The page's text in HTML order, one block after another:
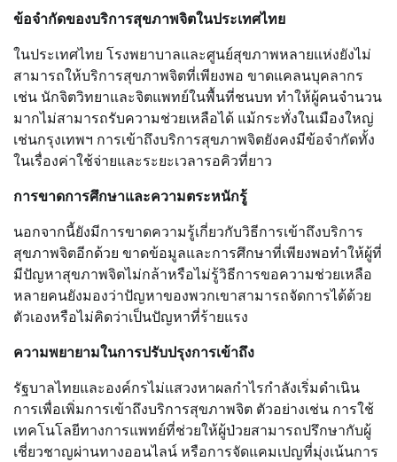
ข้อจำกัดของบริการสุขภาพจิตในประเทศไทย
ในประเทศไทย โรงพยาบาลและศูนย์สุขภาพหลายแห่งยังไม่
สามารถให้บริการสุขภาพจิตที่เพียงพอ ขาดแคลนบุคลากร
เช่น นักจิตวิทยาและจิตแพทย์ในพื้นที่ชนบท ทำให้ผู้คนจำนวน
มากไม่สามารถรับความช่วยเหลือได้ แม้กระทั่งในเมืองใหญ่
เช่นกรุงเทพฯ การเข้าถึงบริการสุขภาพจิตยังคงมีข้อจำกัดทั้ง
ในเรื่องค่าใช้จ่ายและระยะเวลารอคิวที่ยาว
การขาดการศึกษาและความตระหนักรู้
นอกจากนี้ยังมีการขาดความรู้เกี่ยวกับวิธีการเข้าถึงบริการ
สุขภาพจิตอีกด้วย ขาดข้อมูลและการศึกษาที่เพียงพอทำให้ผู้ที่
มีปัญหาสุขภาพจิตไม่กล้าหรือไม่รู้วิธีการขอความช่วยเหลือ
หลายคนยังมองว่าปัญหาของพวกเขาสามารถจัดการได้ด้วย
ตัวเองหรือไม่คิดว่าเป็นปัญหาที่ร้ายแรง
ความพยายามในการปรับปรุงการเข้าถึง
รัฐบาลไทยและองค์กรไม่แสวงหาผลกำไรกำลังเริ่มดำเนิน
การเพื่อเพิ่มการเข้าถึงบริการสุขภาพจิต ตัวอย่างเช่น การใช้
เทคโนโลยีทางการแพทย์ที่ช่วยให้ผู้ป่วยสามารถปรึกษากับผู้
เชี่ยวชาญผ่านทางออนไลน์ หรือการจัดแคมเปญที่มุ่งเน้นการ